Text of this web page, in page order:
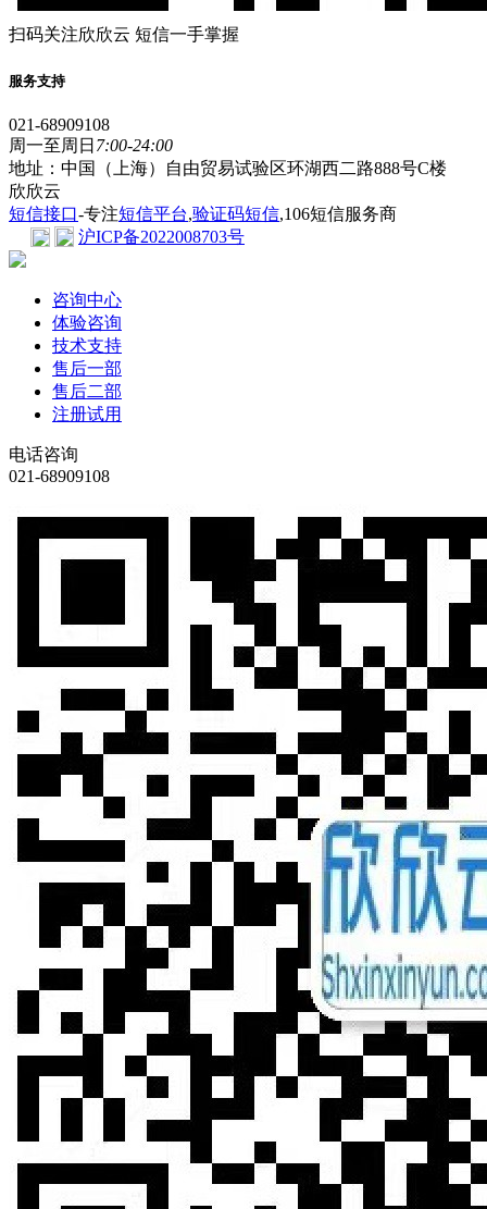
扫码关注欣欣云 短信一手掌握
服务支持
021-68909108
周一至周日 7:00-24:00
地址：中国（上海）自由贸易试验区环湖西二路888号C楼
欣欣云
短信接口-专注短信平台,验证码短信,106短信服务商
沪ICP备2022008703号
咨询中心
体验咨询
技术支持
售后一部
售后二部
注册试用
电话咨询
021-68909108